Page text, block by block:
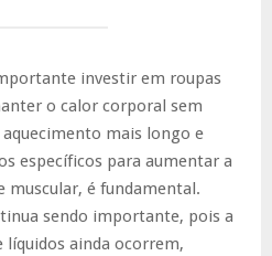
investir em roupas
o calor corporal sem
mais longo e
específicos para aumentar a
muscular, é fundamental.
sendo importante, pois a
líquidos ainda ocorrem,